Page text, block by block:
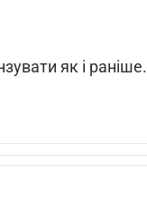
як і раніше.